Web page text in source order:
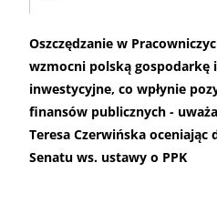
Oszczędzanie w
wzmocni polską gospodarkę
inwestycyjne, co wpłynie
finansów publicznych -
Teresa Czerwińska oceniając
Senatu ws. ustawy o PPK